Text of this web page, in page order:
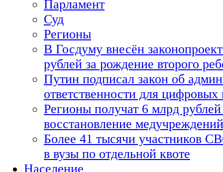
Парламент
Суд
Регионы
В Госдуму внесён
рублей за рождение второго
Путин подписал закон об
ответственности для
Регионы получат 6 млрд рублей
восстановление медучреждений
Более 41 тысячи участников
в вузы по отдельной квоте
Население